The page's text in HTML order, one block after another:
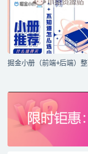
掘金小册（前端+后端）